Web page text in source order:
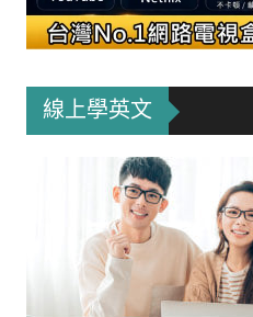
線上學英文